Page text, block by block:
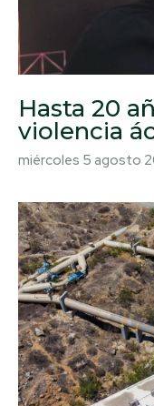
Hasta 20
violencia
miércoles 5 agosto